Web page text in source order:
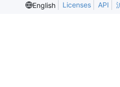
English
Licenses API